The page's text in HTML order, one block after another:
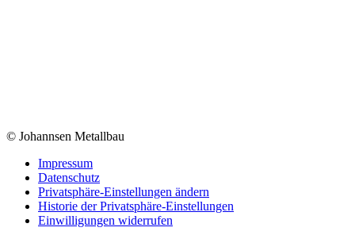
© Johannsen Metallbau
Impressum
Datenschutz
Privatsphäre-Einstellungen ändern
Historie der Privatsphäre-Einstellungen
Einwilligungen widerrufen